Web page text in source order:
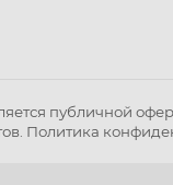
публичной
Политика